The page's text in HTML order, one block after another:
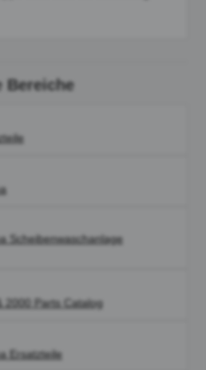
Bereiche
Scheibenwaschanlage
2000 Parts Catalog
Ersatzteile